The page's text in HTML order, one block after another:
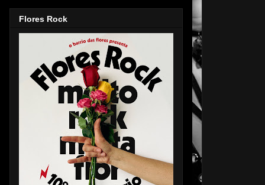
Flores Rock